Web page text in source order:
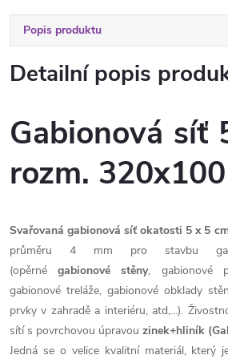
Popis produktu
Detailní popis
Gabionová síť
rozm.
Svařovaná gabionová síť okatosti 5 x 5
průměru 4 mm pro stavbu
(opěrnégabionové stěny, gabionové
gabionové treláže, gabionové obklady
prvky v zahradě a interiéru, atd,...).
sítí s povrchovou úpravou zinek+hliník
Jedná se o velice kvalitní materiál, který